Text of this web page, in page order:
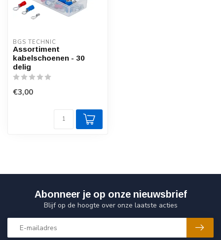
BGS TECHNIC
Assortiment
kabelschoenen - 30
delig
€3,00
Abonneer je op onze nieuwsbrief
Blijf op de hoogte over onze laatste acties